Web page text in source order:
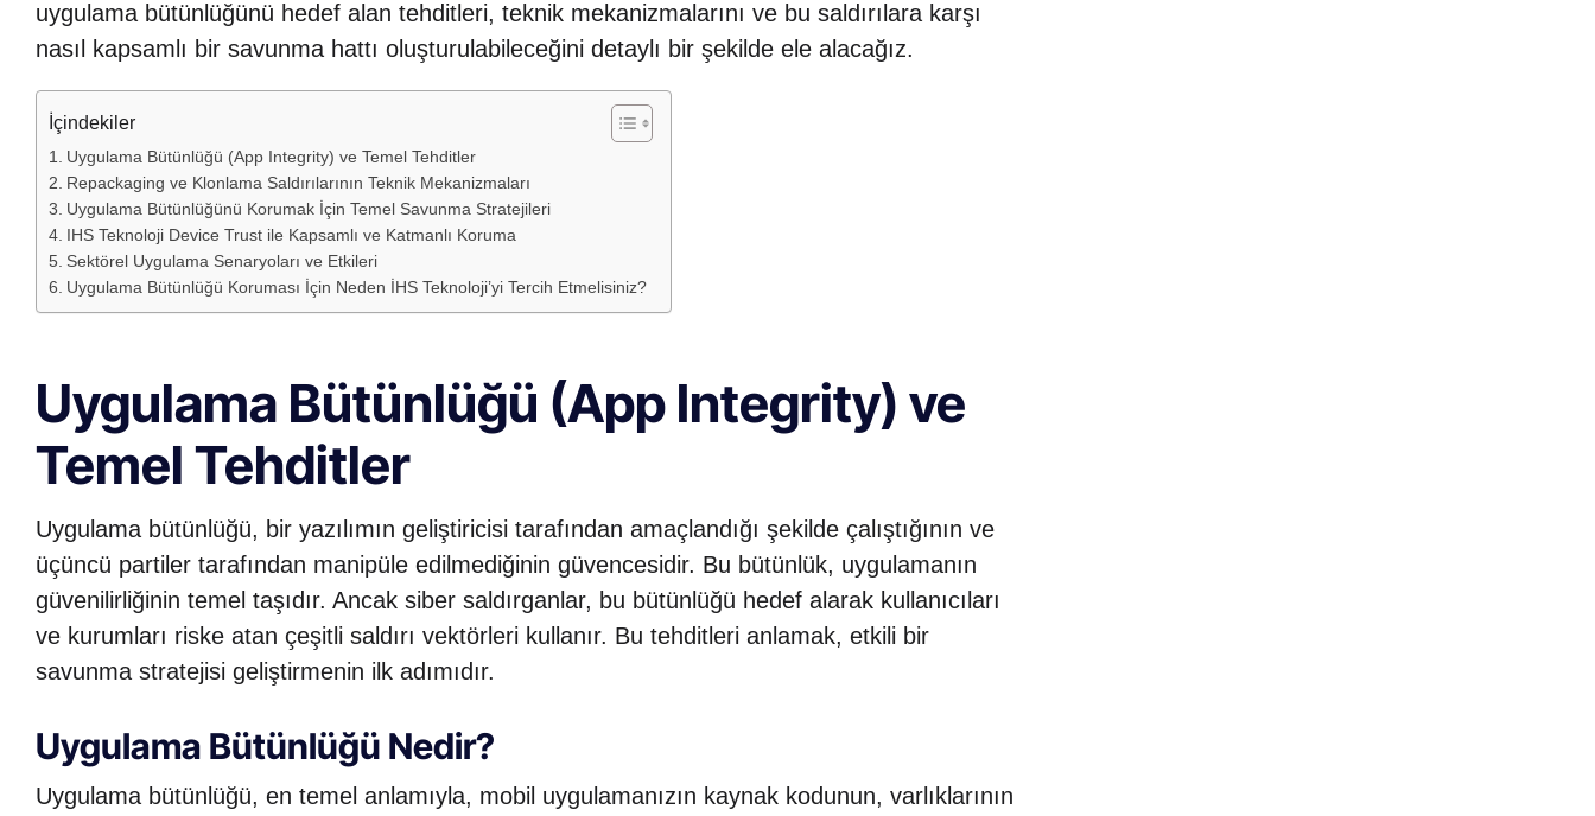
uygulama bütünlüğünü hedef alan tehditleri, teknik mekanizmalarını ve bu saldırılara karşı
nasıl kapsamlı bir savunma hattı oluşturulabileceğini detaylı bir şekilde ele alacağız.
İçindekiler
Uygulama Bütünlüğü (App Integrity) ve Temel Tehditler
Repackaging ve Klonlama Saldırılarının Teknik Mekanizmaları
Uygulama Bütünlüğünü Korumak İçin Temel Savunma Stratejileri
IHS Teknoloji Device Trust ile Kapsamlı ve Katmanlı Koruma
Sektörel Uygulama Senaryoları ve Etkileri
Uygulama Bütünlüğü Koruması İçin Neden İHS Teknoloji’yi Tercih Etmelisiniz?
Uygulama Bütünlüğü (App Integrity) ve
Temel Tehditler
Uygulama bütünlüğü, bir yazılımın geliştiricisi tarafından amaçlandığı şekilde çalıştığının ve
üçüncü partiler tarafından manipüle edilmediğinin güvencesidir. Bu bütünlük, uygulamanın
güvenilirliğinin temel taşıdır. Ancak siber saldırganlar, bu bütünlüğü hedef alarak kullanıcıları
ve kurumları riske atan çeşitli saldırı vektörleri kullanır. Bu tehditleri anlamak, etkili bir
savunma stratejisi geliştirmenin ilk adımıdır.
Uygulama Bütünlüğü Nedir?
Uygulama bütünlüğü, en temel anlamıyla, mobil uygulamanızın kaynak kodunun, varlıklarının